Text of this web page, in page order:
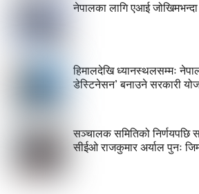
नेपालका लागि एआई
हिमालदेखि ध्यानस्थलसम्मः
डेस्टिनेसन’ बनाउने सरकारी
सञ्चालक समितिको निर्णयपछि
सीईओ राजकुमार अर्याल पुनः